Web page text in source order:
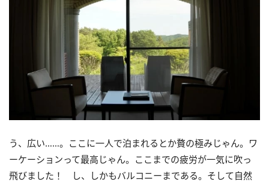
う、広い……。ここに一人で泊まれるとか贅の極みじゃん。ワ
ーケーションって最高じゃん。ここまでの疲労が一気に吹っ
飛びました！ し、しかもバルコニーまである。そして自然